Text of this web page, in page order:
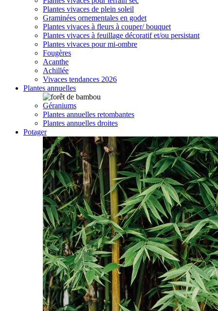
Plantes vivaces de plein soleil
Graminées ornementales en godet
Plantes vivaces à fleurs à couper/ bouquet
Plantes vivaces à feuillage décoratif et/ou persistant
Plantes vivaces pour mi-ombre
Fougères
Acanthe
Achillée
Vivaces tendances 2026
Plantes annuelles
Géraniums
Plantes annuelles retombantes
Plantes annuelles droites
Potager